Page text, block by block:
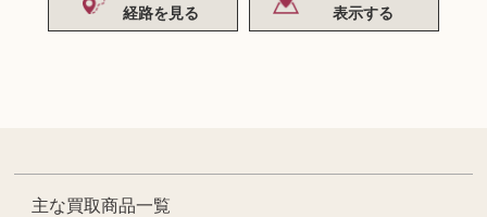
経路を見る
表示する
主な買取商品一覧